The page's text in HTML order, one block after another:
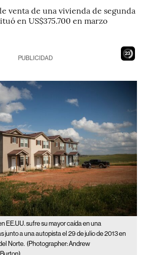
venta de una vivienda de segunda
en US$375.700 en marzo
21
PUBLICIDAD
EE.UU. sufre su mayor caída en una
junto a una autopista el 29 de julio de 2013 en
Norte. (Photographer: Andrew